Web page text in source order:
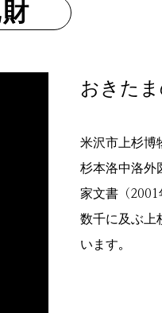
おきたま
米沢市上杉博
杉本洛中洛外
家文書（
数千に及ぶ上
います。